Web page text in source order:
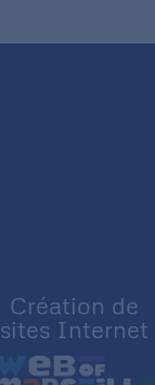
Création de
sites Internet